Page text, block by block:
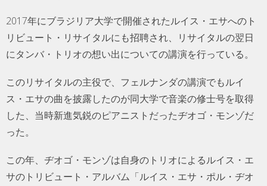
2017年にブラジリア大学で開催されたルイス・エサへのト
リビュート・リサイタルにも招聘され、リサイタルの翌日
にタンバ・トリオの想い出についての講演を行っている。
このリサイタルの主役で、フェルナンダの講演でもルイ
ス・エサの曲を披露したのが同大学で音楽の修士号を取得
した、当時新進気鋭のピアニストだったヂオゴ・モンゾだ
った。
この年、ヂオゴ・モンゾは自身のトリオによるルイス・エ
サのトリビュート・アルバム「ルイス・エサ・ポル・ヂオ